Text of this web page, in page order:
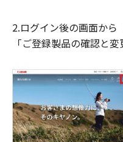
2.ログイン後の画面から
「ご登録製品の確認と